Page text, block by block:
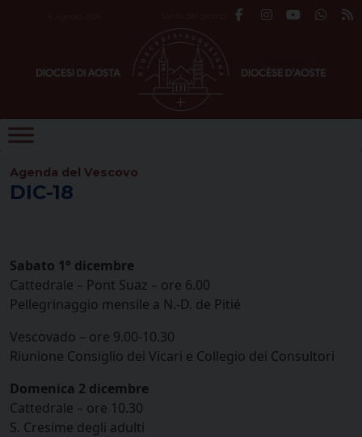
Agenda del Vescovo
DIC-18
Sabato 1° dicembre
Cattedrale – Pont Suaz – ore 6.00
Pellegrinaggio mensile a N.-D. de Pitié
Vescovado – ore 9.00-10.30
Riunione Consiglio dei Vicari e Collegio dei Consultori
Domenica 2 dicembre
Cattedrale – ore 10.30
S. Cresime degli adulti